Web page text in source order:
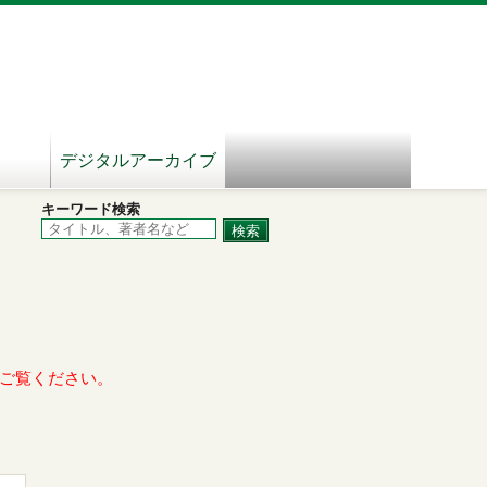
デジタルアーカイブ
キーワード検索
覧ください。